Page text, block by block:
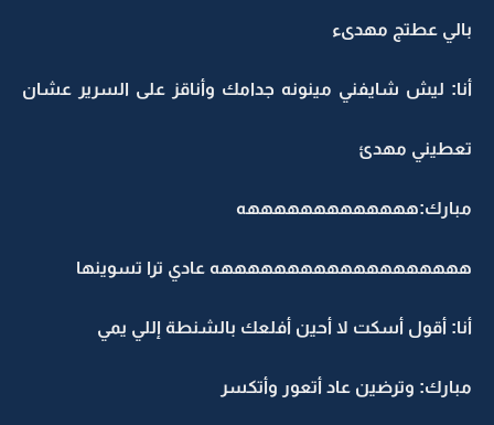
بالي عطتج مهدىء
أنا: ليش شايفني مينونه جدامك وأناقز على السرير عشان
تعطيني مهدئ
مبارك:هههههههههههههه
هههههههههههههههههههه عادي ترا تسوينها
أنا: أقول أسكت لا أحين أفلعك بالشنطة إللي يمي
مبارك: وترضين عاد أتعور وأتكسر